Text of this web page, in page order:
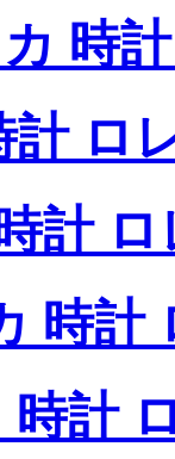
時
計 ロ
計
時計
時計